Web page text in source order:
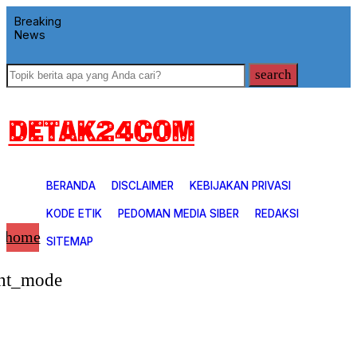
Breaking
News
search
BERANDA DISCLAIMER KEBIJAKAN PRIVASI
KODE ETIK PEDOMAN MEDIA SIBER REDAKSI
SITEMAP
home
Advertorial
Banner